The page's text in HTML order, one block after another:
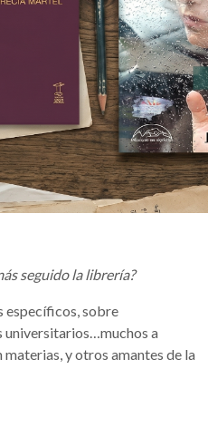
seguido la librería?
específicos, sobre
universitarios…muchos a
y otros amantes de la